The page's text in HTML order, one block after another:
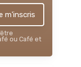
m'inscris
ou Café et